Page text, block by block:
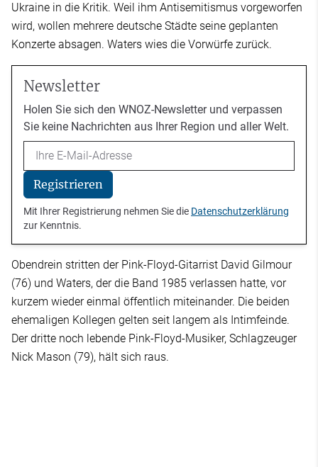
Ukraine in die Kritik. Weil ihm Antisemitismus vorgeworfen
wird, wollen mehrere deutsche Städte seine geplanten
Konzerte absagen. Waters wies die Vorwürfe zurück.
Newsletter
Holen Sie sich den WNOZ-Newsletter und verpassen
Sie keine Nachrichten aus Ihrer Region und aller Welt.
Email
Registrieren
Mit Ihrer Registrierung nehmen Sie die Datenschutzerklärung
zur Kenntnis.
Obendrein stritten der Pink-Floyd-Gitarrist David Gilmour
(76) und Waters, der die Band 1985 verlassen hatte, vor
kurzem wieder einmal öffentlich miteinander. Die beiden
ehemaligen Kollegen gelten seit langem als Intimfeinde.
Der dritte noch lebende Pink-Floyd-Musiker, Schlagzeuger
Nick Mason (79), hält sich raus.